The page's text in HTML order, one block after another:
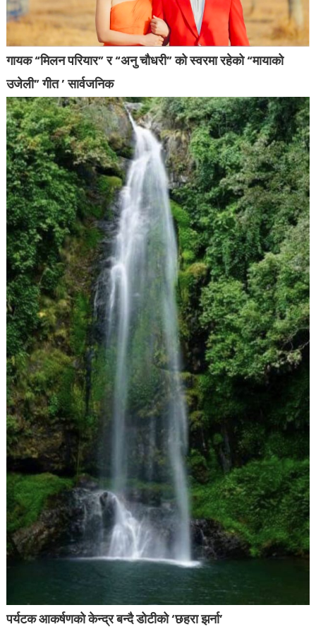
गायक “मिलन परियार” र “अनु चौधरी” को स्वरमा रहेको “मायाको
उजेली” गीत ’ सार्वजनिक
पर्यटक आकर्षणको केन्द्र बन्दै डोटीको ‘छहरा झर्ना’